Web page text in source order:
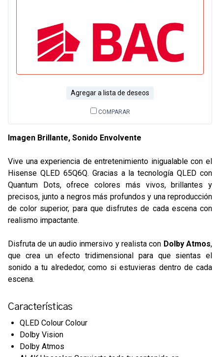
Agregar a lista de deseos
COMPARAR
Imagen Brillante, Sonido Envolvente
Vive una experiencia de entretenimiento inigualable con el
Hisense QLED 65Q6Q. Gracias a la tecnología QLED con
Quantum Dots, ofrece colores más vivos, brillantes y
precisos, junto a negros más profundos y una reproducción
de color superior, para que disfrutes de cada escena con
realismo impactante.
Disfruta de un audio inmersivo y realista con Dolby Atmos,
que crea un efecto tridimensional para que sientas el
sonido a tu alrededor, como si estuvieras dentro de cada
escena.
Características
QLED Colour Colour
Dolby Vision
Dolby Atmos